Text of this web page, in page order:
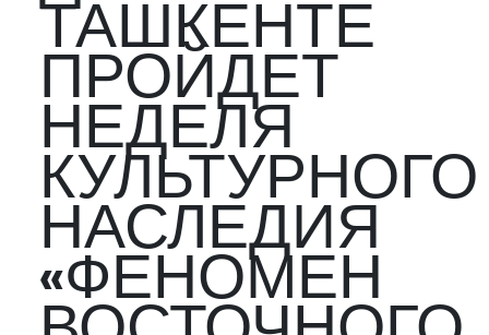
ТАШКЕНТЕ
ПРОЙДЕТ
НЕДЕЛЯ
КУЛЬТУРНОГО
НАСЛЕДИЯ
«ФЕНОМЕН